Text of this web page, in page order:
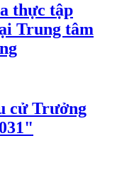
thực tập
Trung tâm
cử Trưởng